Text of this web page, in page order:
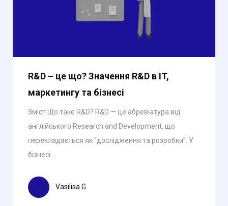
R&D – це що? Значення R&D в IT,
маркетингу та бізнесі
Зміст Що таке R&D? R&D — це абревіатура від
англійського Research and Development, що
перекладається як “дослідження та розробки”. У
бізнесі...
Vasilisa G.